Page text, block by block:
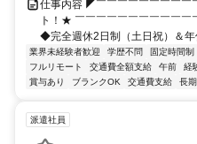
仕事内容 ◤￣￣￣￣￣￣￣￣
ト！★ ￣￣￣￣￣￣￣￣￣￣￣
◆完全週休2日制（土日祝）＆
業界未経験者歓迎 学歴不問 固定時間制
フルリモート
交通費全額支給 午前 経
賞与あり
ブランクOK 交通費支給 長
派遣社員